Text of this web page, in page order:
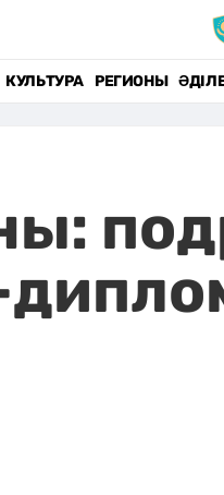
КУЛЬТУРА РЕГИОНЫ